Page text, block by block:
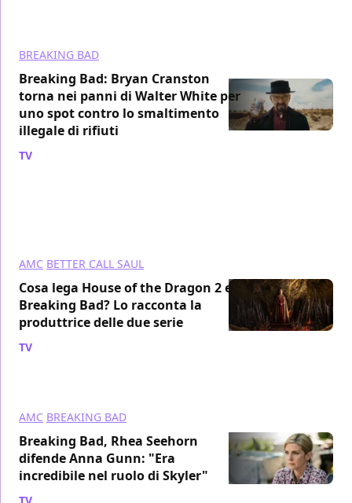
BREAKING BAD
Breaking Bad: Bryan Cranston
torna nei panni di Walter White per
uno spot contro lo smaltimento
illegale di rifiuti
TV
AMC BETTER CALL SAUL
Cosa lega House of the Dragon 2 e
Breaking Bad? Lo racconta la
produttrice delle due serie
TV
AMC BREAKING BAD
Breaking Bad, Rhea Seehorn
difende Anna Gunn: "Era
incredibile nel ruolo di Skyler"